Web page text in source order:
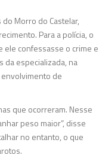
Morro do Castelar,
Para a polícia, o
ele confessasse o crime e
da especializada, na
de
que ocorreram. Nesse
peso maior”, disse
no entanto, o que